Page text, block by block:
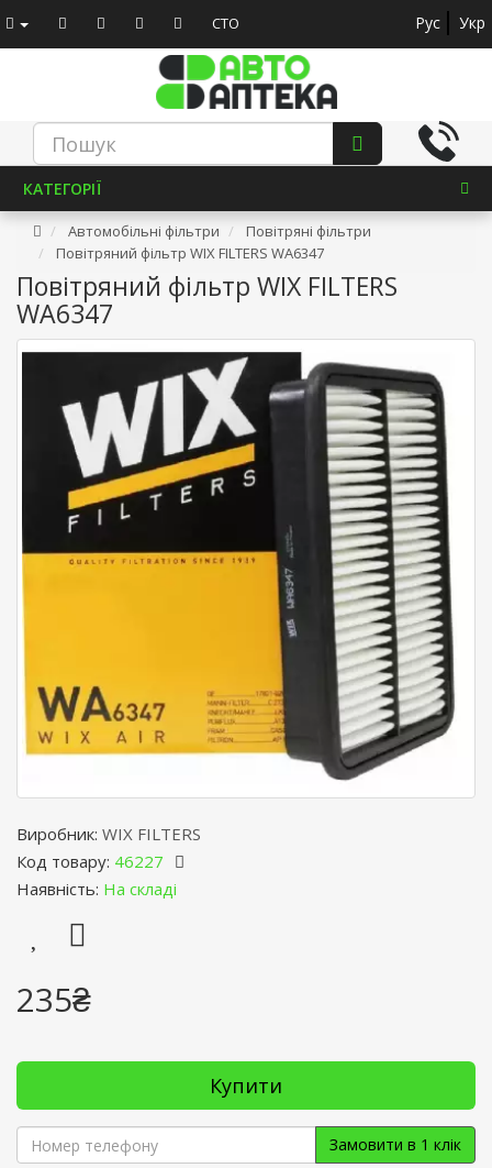
СТО Рус Укр
КАТЕГОРІЇ
Автомобільні фільтри
Повітряні фільтри
Повітряний фільтр WIX FILTERS WA6347
Повітряний фільтр WIX FILTERS
WA6347
Виробник: WIX FILTERS
Код товару: 46227
Наявність: На складі
235₴
Купити
Замовити в 1 клік